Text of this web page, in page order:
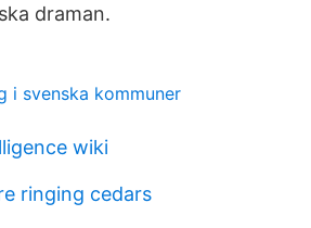
draman.
i svenska kommuner
wiki
ringing cedars